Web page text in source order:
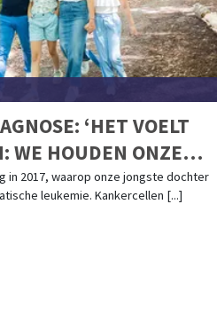
‘HET VOELT
WE HOUDEN ONZE
VAST.’
in 2017, waarop onze jongste dochter
leukemie. Kankercellen [...]